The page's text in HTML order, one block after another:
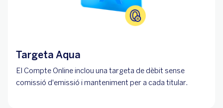
Targeta Aqua
El Compte Online inclou una targeta de dèbit sense
comissió d'emissió i manteniment per a cada titular.